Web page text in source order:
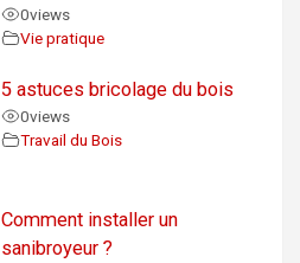
0views
Vie pratique
5 astuces bricolage du bois
0views
Travail du Bois
Comment installer un
sanibroyeur ?